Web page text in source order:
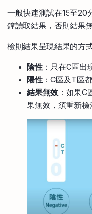
一般快速測試在15至20
鐘讀取結果，否則結果無
檢則結果呈現結果的方
陰性 ：只在C區出
陽性 ：C區及T區
結果無效 ：如果
果無效，須重新檢